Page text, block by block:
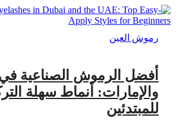
رموش العين
أفضل الرموش الصناعية
والإمارات: أنماط سهلة
للمبتدئين